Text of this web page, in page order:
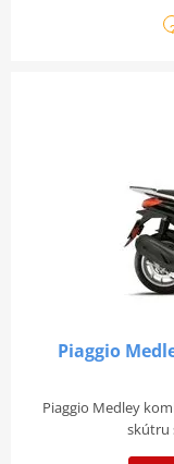
Piaggio
Piaggio Medley
skútru